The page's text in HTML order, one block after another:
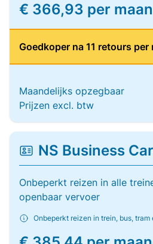
€ 366,93 per
Goedkoper na 11 retours per
Maandelijks opzegbaar
Prijzen excl. btw
NS Business
Onbeperkt reizen in alle
openbaar vervoer
Onbeperkt reizen in trein, bus, tram